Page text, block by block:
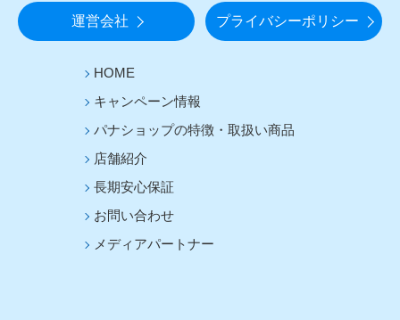
運営会社 プライバシーポリシー
HOME
キャンペーン情報
パナショップの特徴・取扱い商品
店舗紹介
長期安心保証
お問い合わせ
メディアパートナー